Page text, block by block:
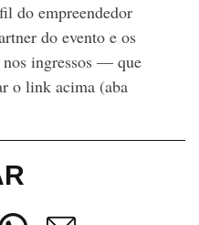
do empreendedor
do evento e os
ingressos — que
o link acima (aba